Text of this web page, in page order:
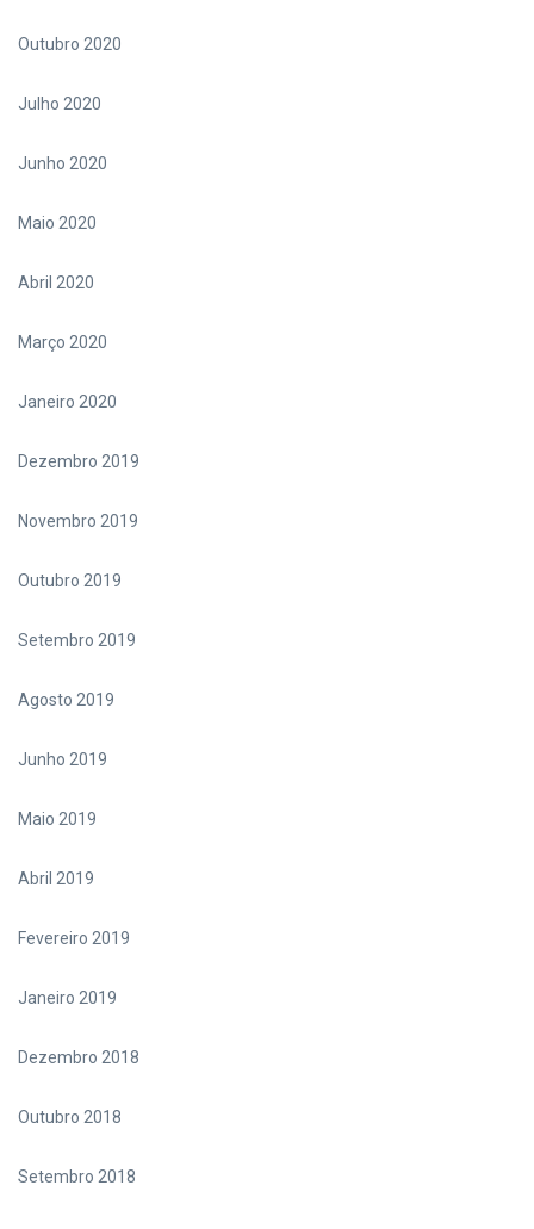
Outubro 2020
Julho 2020
Junho 2020
Maio 2020
Abril 2020
Março 2020
Janeiro 2020
Dezembro 2019
Novembro 2019
Outubro 2019
Setembro 2019
Agosto 2019
Junho 2019
Maio 2019
Abril 2019
Fevereiro 2019
Janeiro 2019
Dezembro 2018
Outubro 2018
Setembro 2018